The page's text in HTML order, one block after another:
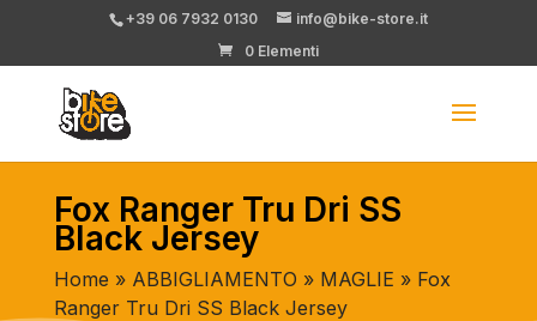
+39 06 7932 0130
info@bike-store.it
0 Elementi
Fox Ranger Tru Dri SS
Black Jersey
Home » ABBIGLIAMENTO » MAGLIE » Fox
Ranger Tru Dri SS Black Jersey